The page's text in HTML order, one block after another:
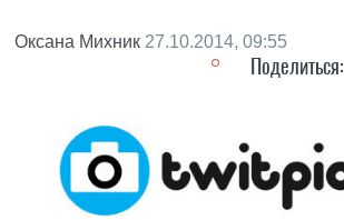
Оксана Михник 27.10.2014, 09:55
Поделиться: